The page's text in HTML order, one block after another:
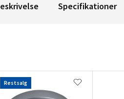
Specifikationer
Restsalg